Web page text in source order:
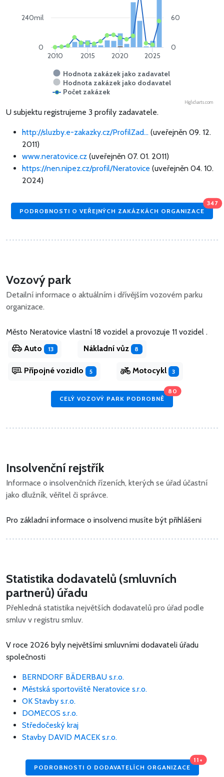
Hodnota zakázek jako zadavatel
Hodnota zakázek jako dodavatel
Počet zakázek
2010 2015 2020 2025
0
240mil
0
60
Highcharts.com
U subjektu registrujeme 3 profily zadavatele.
http://sluzby.e-zakazky.cz/ProfilZad... (uveřejněn 09. 12.
2011)
www.neratovice.cz (uveřejněn 07. 01. 2011)
https://nen.nipez.cz/profil/Neratovice (uveřejněn 04. 10.
2024)
PODROBNOSTI O VEŘEJNÝCH ZAKÁZKÁCH ORGANIZACE
347
Vozový park
Detailní informace o aktuálním i dřívějším vozovém parku
organizace.
Město Neratovice vlastní 18 vozidel a provozuje 11 vozidel .
Auto
13 Nákladní vůz 8
Přípojné vozidlo 5 Motocykl 3
CELÝ VOZOVÝ PARK PODROBNĚ
80
Insolvenční rejstřík
Informace o insolvenčních řízeních, kterých se úřad účastní
jako dlužník, věřitel či správce.
Pro základní informace o insolvenci musíte být přihlášeni
Statistika dodavatelů (smluvních
partnerů) úřadu
Přehledná statistika největších dodavatelů pro úřad podle
smluv v registru smluv.
V roce 2026 byly největšími smluvními dodavateli úřadu
společnosti
BERNDORF BÄDERBAU s.r.o.
Městská sportoviště Neratovice s.r.o.
OK Stavby s.r.o.
DOMECOS s.r.o.
Středočeský kraj
Stavby DAVID MACEK s.r.o.
PODROBNOSTI O DODAVATELÍCH ORGANIZACE
11+